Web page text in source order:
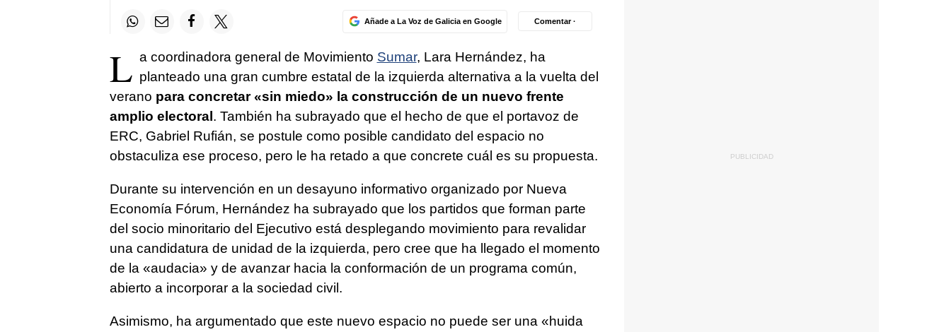
Añade a La Voz de Galicia en Google Comentar ·
L a coordinadora general de Movimiento Sumar, Lara Hernández, ha
planteado una gran cumbre estatal de la izquierda alternativa a la vuelta del
verano para concretar «sin miedo» la construcción de un nuevo frente
amplio electoral. También ha subrayado que el hecho de que el portavoz de
ERC, Gabriel Rufián, se postule como posible candidato del espacio no
obstaculiza ese proceso, pero le ha retado a que concrete cuál es su propuesta.
Durante su intervención en un desayuno informativo organizado por Nueva
Economía Fórum, Hernández ha subrayado que los partidos que forman parte
del socio minoritario del Ejecutivo está desplegando movimiento para revalidar
una candidatura de unidad de la izquierda, pero cree que ha llegado el momento
de la «audacia» y de avanzar hacia la conformación de un programa común,
abierto a incorporar a la sociedad civil.
Asimismo, ha argumentado que este nuevo espacio no puede ser una «huida